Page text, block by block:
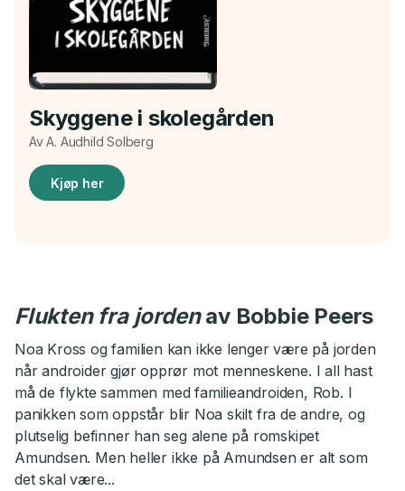
Skyggene i skolegården
Av A. Audhild Solberg
Kjøp her
Flukten fra jordenav Bobbie Peers
Noa Kross og familien kan ikke lenger være på jorden
når androider gjør opprør mot menneskene. I all hast
må de flykte sammen med familieandroiden, Rob. I
panikken som oppstår blir Noa skilt fra de andre, og
plutselig befinner han seg alene på romskipet
Amundsen. Men heller ikke på Amundsen er alt som
det skal være...